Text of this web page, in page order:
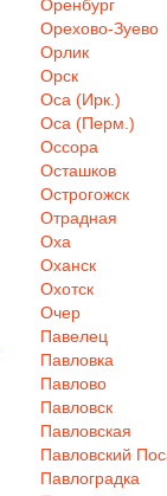
Оренбург
Орехово-Зуево
Орлик
Орск
Оса (Ирк.)
Оса (Перм.)
Оссора
Осташков
Острогожск
Отрадная
Оха
Оханск
Охотск
Очер
Павелец
Павловка
Павлово
Павловск
Павловская
Павловский
Павлоградка